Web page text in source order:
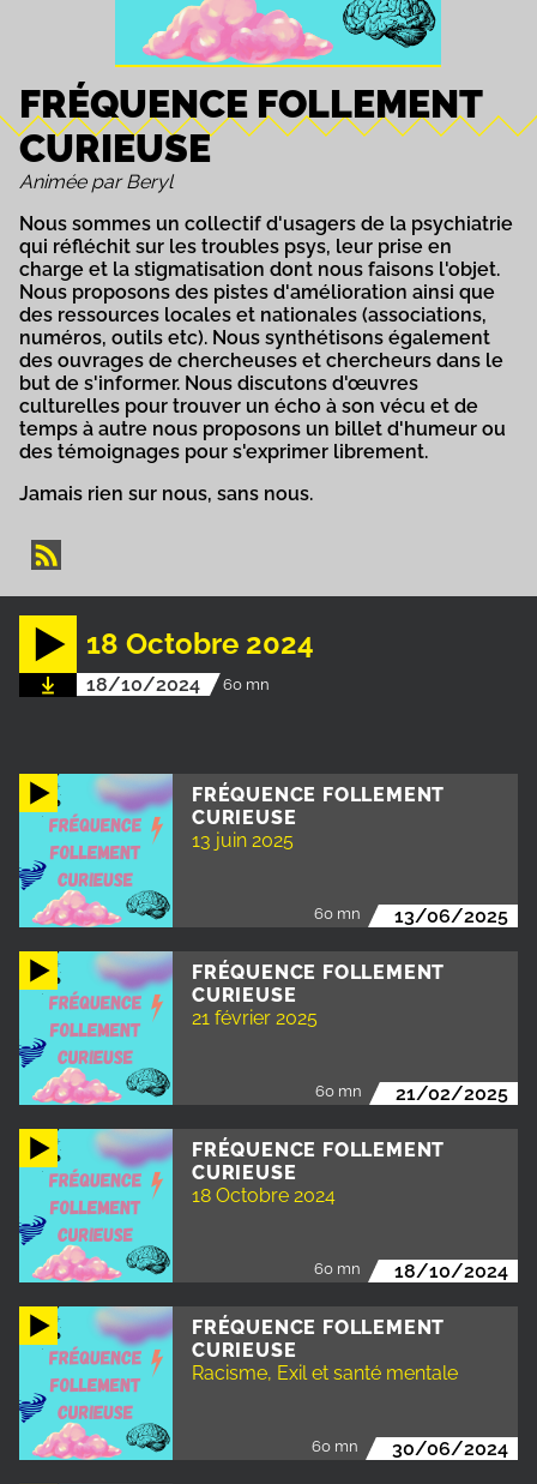
FRÉQUENCE FOLLEMENT
CURIEUSE
Animée par Beryl
Nous sommes un collectif d'usagers de la psychiatrie
qui réfléchit sur les troubles psys, leur prise en
charge et la stigmatisation dont nous faisons l'objet.
Nous proposons des pistes d'amélioration ainsi que
des ressources locales et nationales (associations,
numéros, outils etc). Nous synthétisons également
des ouvrages de chercheuses et chercheurs dans le
but de s'informer. Nous discutons d'œuvres
culturelles pour trouver un écho à son vécu et de
temps à autre nous proposons un billet d'humeur ou
des témoignages pour s'exprimer librement.
Jamais rien sur nous, sans nous.
FRÉQUENCE FOLLEMENT
CURIEUSE
13 juin 2025
60 mn 13/06/2025
FRÉQUENCE FOLLEMENT
CURIEUSE
21 février 2025
60 mn 21/02/2025
FRÉQUENCE FOLLEMENT
CURIEUSE
18 Octobre 2024
60 mn 18/10/2024
FRÉQUENCE FOLLEMENT
CURIEUSE
Racisme, Exil et santé mentale
60 mn 30/06/2024
18 Octobre 2024
18/10/2024 60 mn